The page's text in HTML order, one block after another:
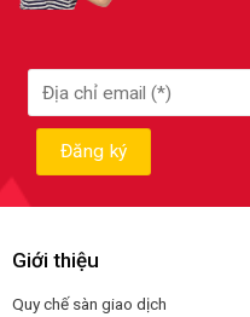
Giới thiệu
Quy chế sàn giao dịch